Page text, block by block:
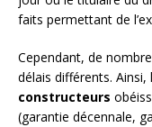
faits permettant de
Cependant, de
délais différents.
constructeurs
(garantie décennale,